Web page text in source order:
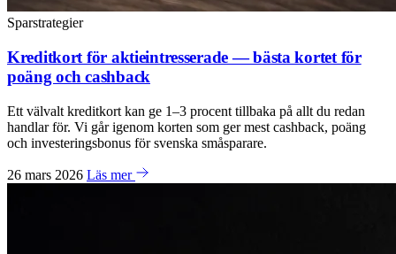
Sparstrategier
Kreditkort för aktieintresserade — bästa kortet för
poäng och cashback
Ett välvalt kreditkort kan ge 1–3 procent tillbaka på allt du redan
handlar för. Vi går igenom korten som ger mest cashback, poäng
och investeringsbonus för svenska småsparare.
26 mars 2026 Läs mer